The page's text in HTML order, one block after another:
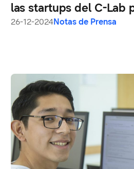
las startups del C-Lab
IoT, salud digital y
26-12-2024Notas de Prensa